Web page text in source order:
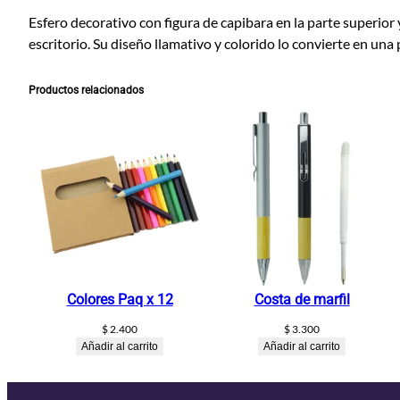
Esfero decorativo con figura de capibara en la parte
escritorio. Su diseño llamativo y colorido lo convierte en
Productos relacionados
Colores Paq x 12
$ 2.400
Añadir al carrito
Costa de marfil
$3.300
Añadir al carrito